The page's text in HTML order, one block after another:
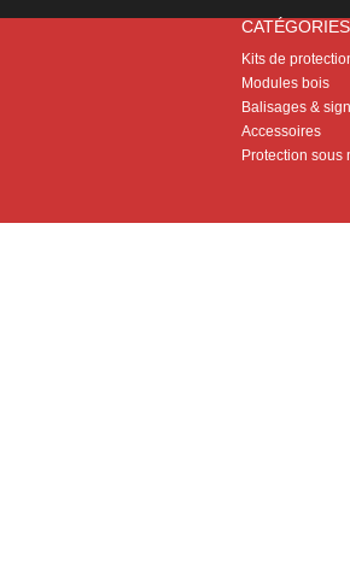
CATÉGORIES
Kits de
Modules bois
Balisages &
Accessoires
Protection sous